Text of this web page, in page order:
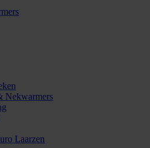
Nekwarmers
Laarzen